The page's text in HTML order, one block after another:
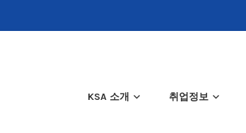
KSA 소개 취업정보